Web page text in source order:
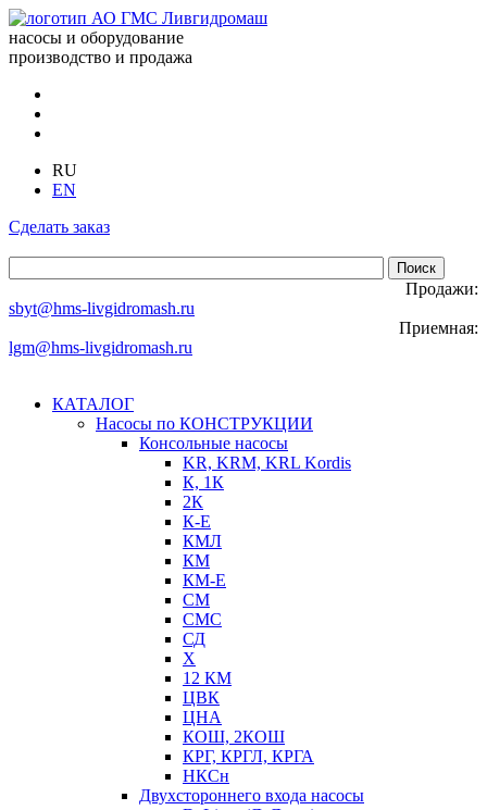
насосы и оборудование
производство и продажа
RU
EN
Сделать заказ
Продажи:
sbyt@hms-livgidromash.ru
Приемная:
lgm@hms-livgidromash.ru
КАТАЛОГ
Насосы по КОНСТРУКЦИИ
Консольные насосы
KR, KRM, KRL Kordis
К, 1К
2К
К-Е
КМЛ
КМ
КМ-Е
СМ
СМС
СД
Х
12 КМ
ЦВК
ЦНА
КОШ, 2КОШ
КРГ, КРГЛ, КРГА
НКСн
Двухстороннего входа насосы